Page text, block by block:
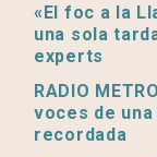
«El foc a la
una sola
experts
RADIO
voces de
recordada